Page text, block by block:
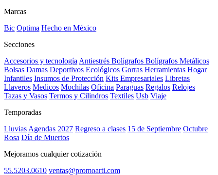
Marcas
Bic Optima Hecho en México
Secciones
Accesorios y tecnología Antiestrés Bolígrafos Bolígrafos Metálicos
Bolsas Damas Deportivos Ecológicos Gorras Herramientas Hogar
Infantiles Insumos de Protección Kits Empresariales Libretas
Llaveros Medicos Mochilas Oficina Paraguas Regalos Relojes
Tazas y Vasos Termos y Cilindros Textiles Usb Viaje
Temporadas
Lluvias Agendas 2027 Regreso a clases 15 de Septiembre Octubre
Rosa Día de Muertos
Mejoramos cualquier cotización
55.5203.0610 ventas@promoarti.com